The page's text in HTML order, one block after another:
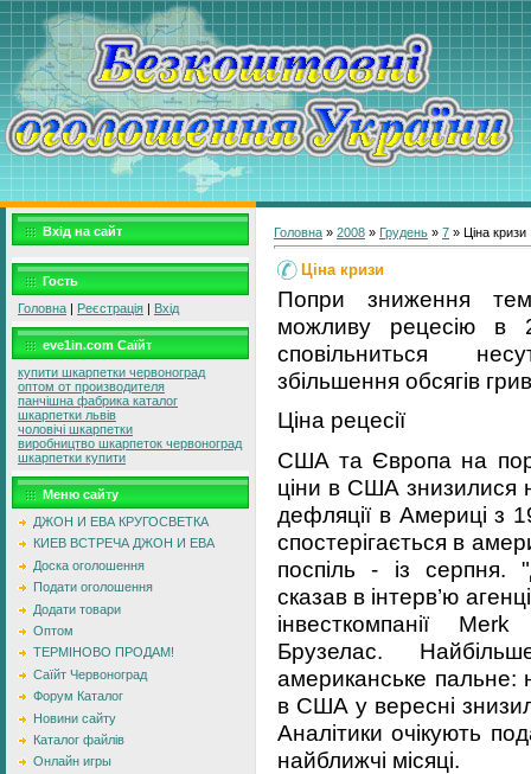
Вхід на сайт
Гость
Головна | Реєстрація | Вхід
eve1in.com Саїйт
купити шкарпетки червоноград
оптом от производителя
панчішна фабрика каталог
шкарпетки львів
чоловічі шкарпетки
виробництво шкарпеток червоноград
шкарпетки купити
Меню сайту
ДЖОН И ЕВА КРУГОСВЕТКА
КИЕВ ВСТРЕЧА ДЖОН И ЕВА
Доска оголошення
Подати оголошення
Додати товари
Оптом
ТЕРМІНОВО ПРОДАМ!
Саїйт Червоноград
Форум Каталог
Новини сайту
Каталог файлів
Онлайн игры
Головна » 2008 » Грудень » 7 » Ціна кризи
Ціна кризи
Попри зниження
можливу рецесію в
сповільниться
збільшення обсягів
Ціна рецесії
США та Європа на
ціни в США знизилися
дефляції в Америці з
спостерігається в
поспіль - із серпня.
сказав в інтерв’ю
інвесткомпанії
Брузелас.
американське пальне:
в США у вересні
Аналітики очікують
найближчі місяці.